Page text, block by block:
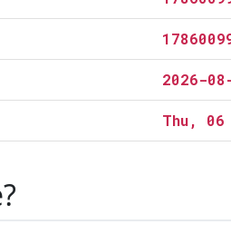
2026-
Thu, 06